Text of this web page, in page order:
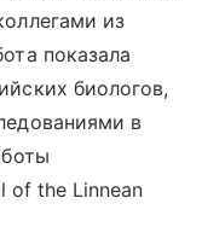
из
показала
биологов,
в
of the Linnean